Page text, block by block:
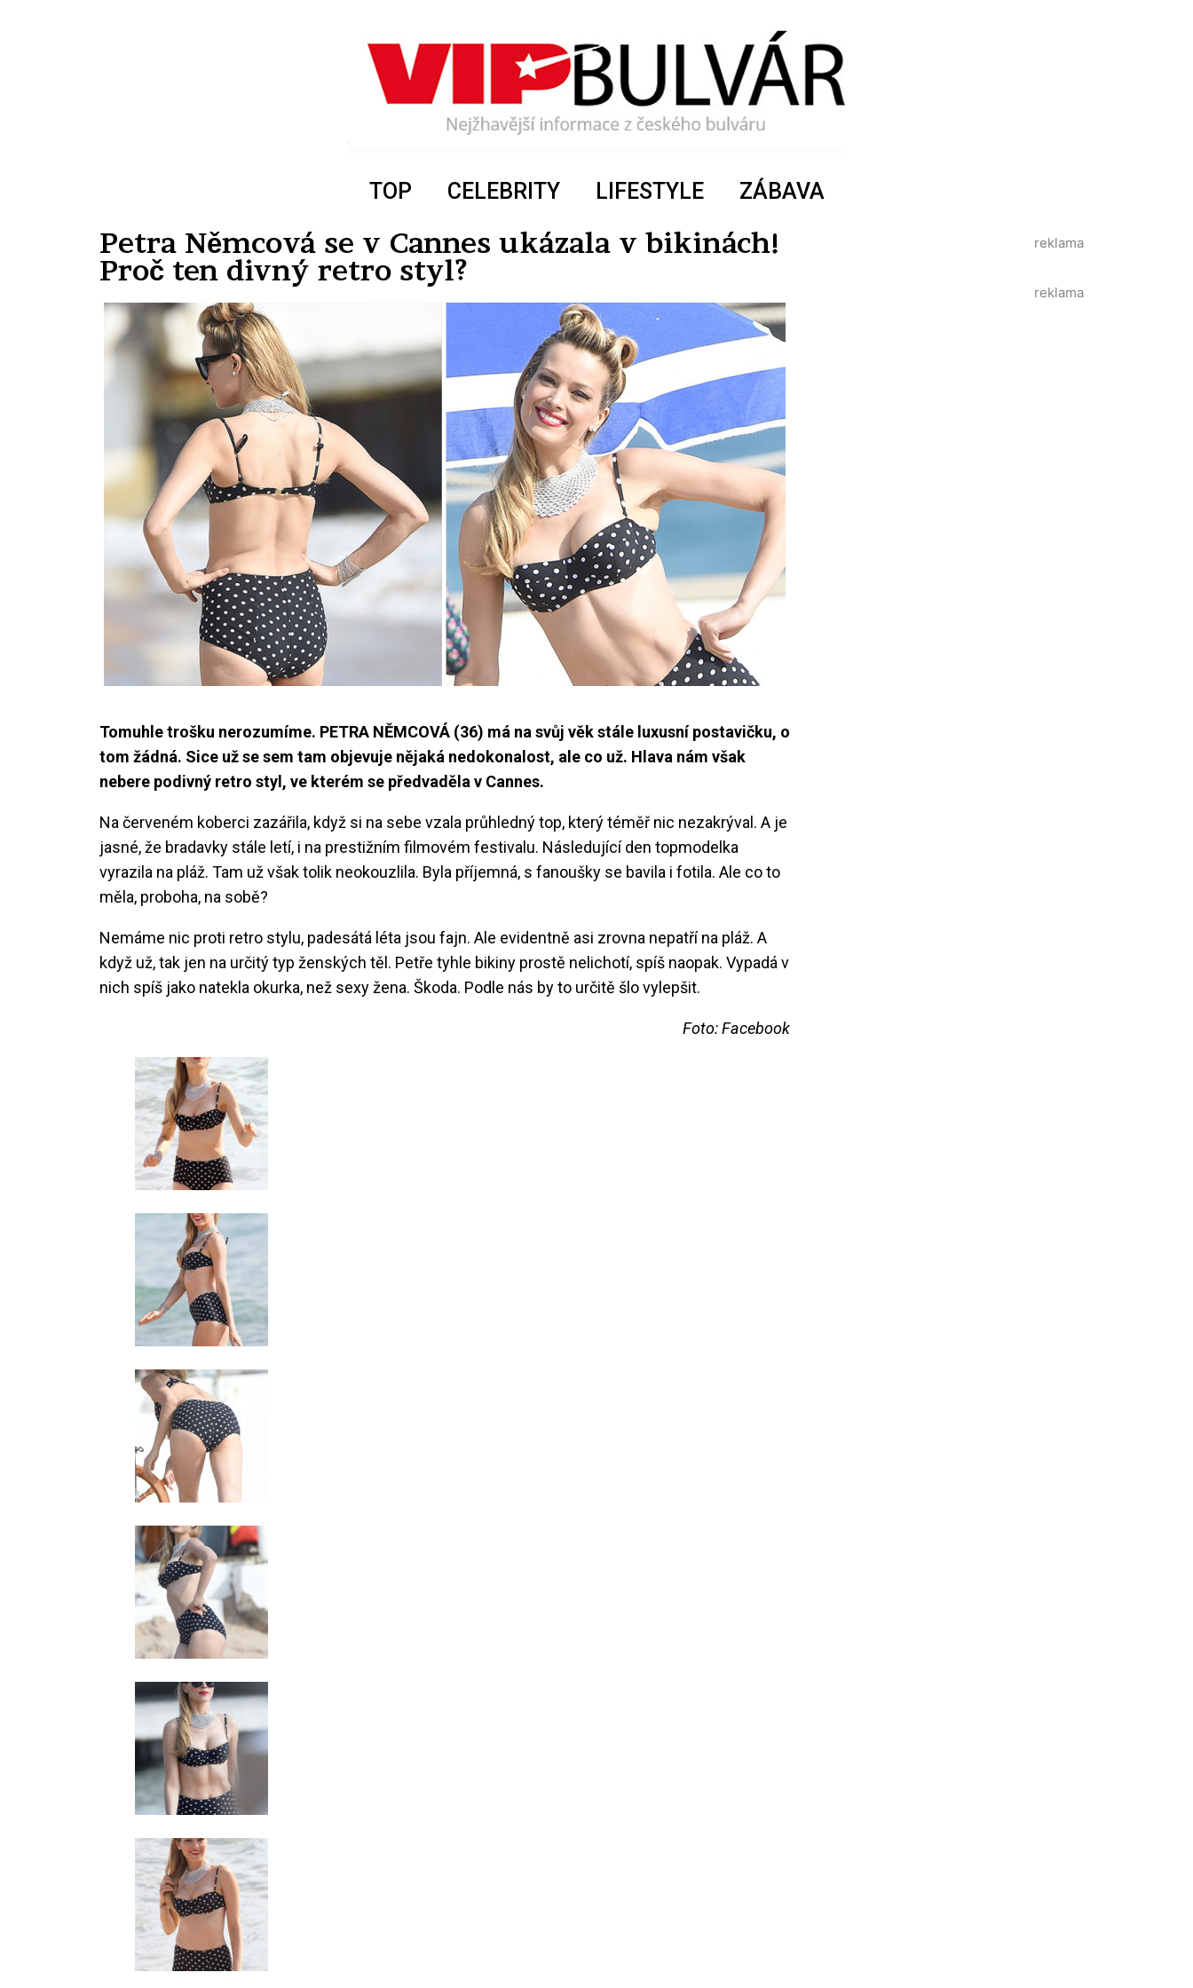
TOP CELEBRITY LIFESTYLE ZÁBAVA
Petra Němcová se v Cannes ukázala v bikinách!
Proč ten divný retro styl?
Tomuhle trošku nerozumíme. PETRA NĚMCOVÁ (36) má na svůj věk stále luxusní postavičku, o
tom žádná. Sice už se sem tam objevuje nějaká nedokonalost, ale co už. Hlava nám však
nebere podivný retro styl, ve kterém se předvaděla v Cannes.
Na červeném koberci zazářila, když si na sebe vzala průhledný top, který téměř nic nezakrýval. A je
jasné, že bradavky stále letí, i na prestižním filmovém festivalu. Následující den topmodelka
vyrazila na pláž. Tam už však tolik neokouzlila. Byla příjemná, s fanoušky se bavila i fotila. Ale co to
měla, proboha, na sobě?
Nemáme nic proti retro stylu, padesátá léta jsou fajn. Ale evidentně asi zrovna nepatří na pláž. A
když už, tak jen na určitý typ ženských těl. Petře tyhle bikiny prostě nelichotí, spíš naopak. Vypadá v
nich spíš jako natekla okurka, než sexy žena. Škoda. Podle nás by to určitě šlo vylepšit.
Foto: Facebook
reklama
reklama